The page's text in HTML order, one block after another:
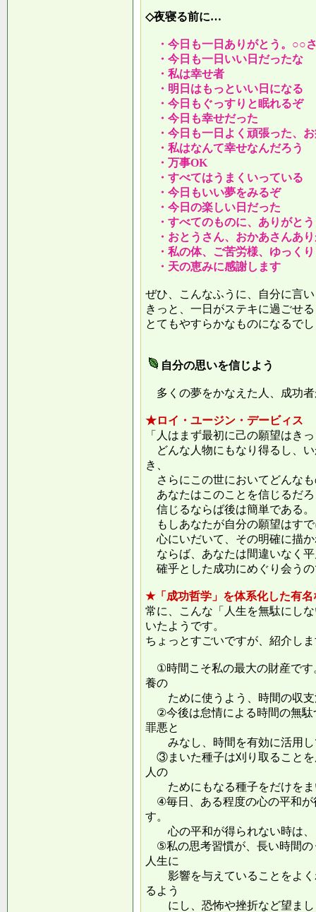
◇夜寝る前に…
・今日も一日ありがとう。○○
・今日も一日いい日だったな
・私は幸せ者
・明日はもっといい日になる
・今日もぐっすりと眠れるぞ
・今日も幸せだった
・今日も一日よく頑張った、
・私はなんて幸せなんだろう
・万事OK
・すべてはうまくいっている
・今日もいい夢をみるぞ
・今日の楽しい日だった
・すべてのものに、ありがとう
・おとうさん、おかあさんあ
・私の体、ご苦労様、ゆっく
・天の恵みに感謝します
ぜひ、こんなふうに、自分に言
きっと、一日がステキに過ごせ
とてもやすらかなものになるで
自分の思いを信じよう
多くの夢をかなえた人、成功
★ロイ・ユージン・デービィス
「人はまず最初に己の願望はき
どんな人物にもなり得るし、
き、
さらにこの世においてどんな
あなたはこのことを信じるだ
信じるならば後は簡単である。
もしあなたが自分の願望はす
心にいだいて、その明確に描
ならば、あなたは間違いなく
確乎とした成功にめぐり会う
★「成功哲学」を体系化した有
常に、こんな「人生を無駄にし
いたようです。
ちょっとすごいですが、紹介し
①時間こそ私の最大の財産です
養の
ために使うよう、時間の収支
②今後は怠情による時間の無駄
罪悪と
みなし、時間を有効に活用し
③まいた種子は刈り取ることを
人の
ためにもなる種子をだけをま
④毎日、ある程度の心の平和が
す。
心の平和が得られない時は、
⑤私の思考習慣が、長い時間の
人生に
影響を与えていることをよく
るよう
にし、恐怖や挫折など望まし